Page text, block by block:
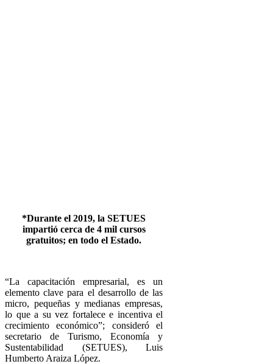
*Durante el 2019, la SETUES
impartió cerca de 4 mil cursos
gratuitos; en todo el Estado.
“La capacitación empresarial, es un
elemento clave para el desarrollo de las
micro, pequeñas y medianas empresas,
lo que a su vez fortalece e incentiva el
crecimiento económico”; consideró el
secretario de Turismo, Economía y
Sustentabilidad (SETUES), Luis
Humberto Araiza López.